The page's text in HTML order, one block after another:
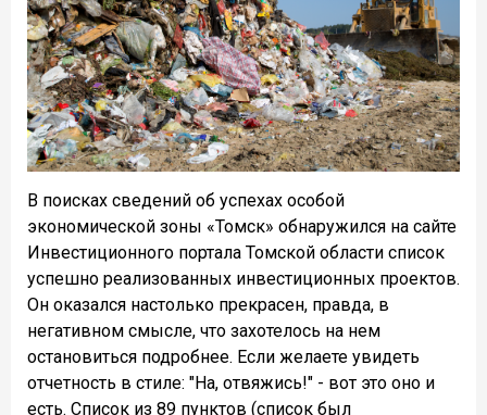
В поисках сведений об успехах особой
экономической зоны «Томск» обнаружился на сайте
Инвестиционного портала Томской области список
успешно реализованных инвестиционных проектов.
Он оказался настолько прекрасен, правда, в
негативном смысле, что захотелось на нем
остановиться подробнее. Если желаете увидеть
отчетность в стиле: "На, отвяжись!" - вот это оно и
есть. Список из 89 пунктов (список был